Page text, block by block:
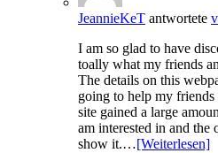
JeannieKeT antwortete
I am so glad to have
toally what my friends
The details on this
going to help my
site gained a large
am interested in and
show it.…[Weiterlesen]